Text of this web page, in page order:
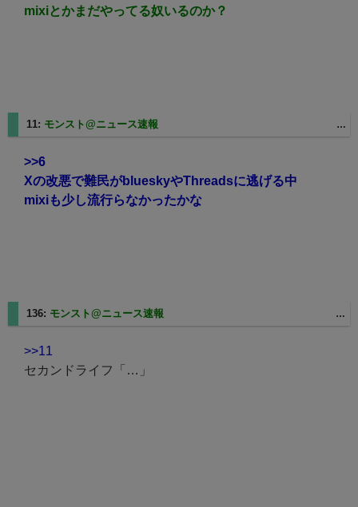
mixiとかまだやってる奴いるのか？
11: モンスト@ニュース速報
>>6
Xの改悪で難民がblueskyやThreadsに逃げる中
mixiも少し流行らなかったかな
136: モンスト@ニュース速報
>>11
セカンドライフ「…」